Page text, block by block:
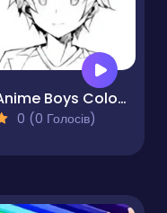
Anime Boys Coloring Pages
0 (0 Голосів)